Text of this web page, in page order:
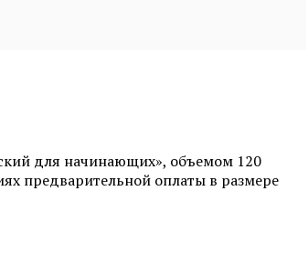
для начинающих», объемом 120
предварительной оплаты в размере